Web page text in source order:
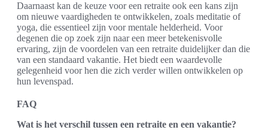
Daarnaast kan de keuze voor een retraite ook een kans zijn
om nieuwe vaardigheden te ontwikkelen, zoals meditatie of
yoga, die essentieel zijn voor mentale helderheid. Voor
degenen die op zoek zijn naar een meer betekenisvolle
ervaring, zijn de voordelen van een retraite duidelijker dan die
van een standaard vakantie. Het biedt een waardevolle
gelegenheid voor hen die zich verder willen ontwikkelen op
hun levenspad.
FAQ
Wat is het verschil tussen een retraite en een vakantie?